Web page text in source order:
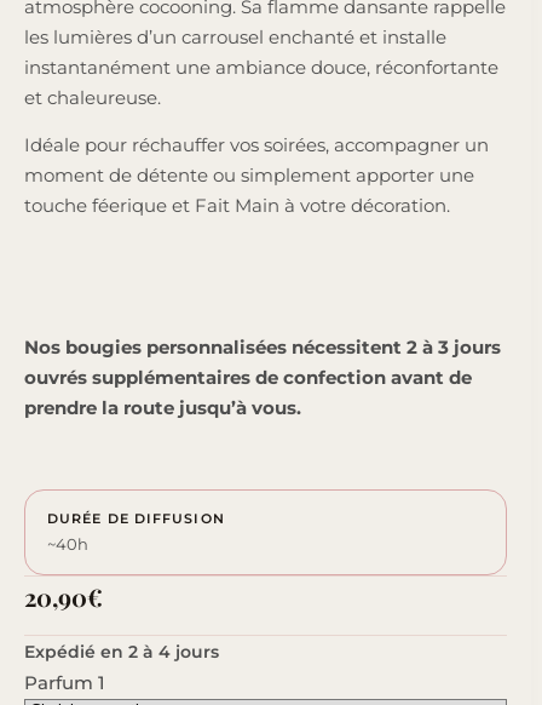
atmosphère cocooning. Sa flamme dansante rappelle
les lumières d’un carrousel enchanté et installe
instantanément une ambiance douce, réconfortante
et chaleureuse.
Idéale pour réchauffer vos soirées, accompagner un
moment de détente ou simplement apporter une
touche féerique et Fait Main à votre décoration.
Nos bougies personnalisées nécessitent 2 à 3 jours
ouvrés supplémentaires de confection avant de
prendre la route jusqu’à vous.
DURÉE DE DIFFUSION
~40h
20,90€
Expédié en 2 à 4 jours
Parfum 1